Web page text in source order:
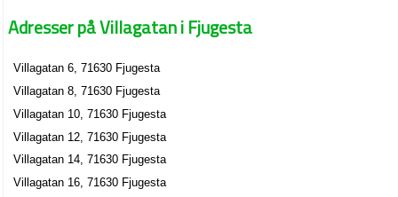
Adresser på Villagatan i Fjugesta
Villagatan 6, 71630 Fjugesta
Villagatan 8, 71630 Fjugesta
Villagatan 10, 71630 Fjugesta
Villagatan 12, 71630 Fjugesta
Villagatan 14, 71630 Fjugesta
Villagatan 16, 71630 Fjugesta